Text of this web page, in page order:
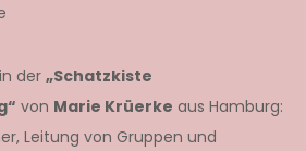
der „Schatzkiste
von Marie Krüerke aus Hamburg:
Leitung von Gruppen und